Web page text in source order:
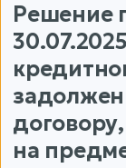
Решение
на